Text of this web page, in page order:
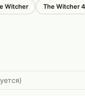
Witcher The Witcher 4